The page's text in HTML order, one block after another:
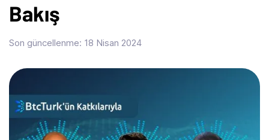
Bakış
Son güncellenme: 18 Nisan 2024